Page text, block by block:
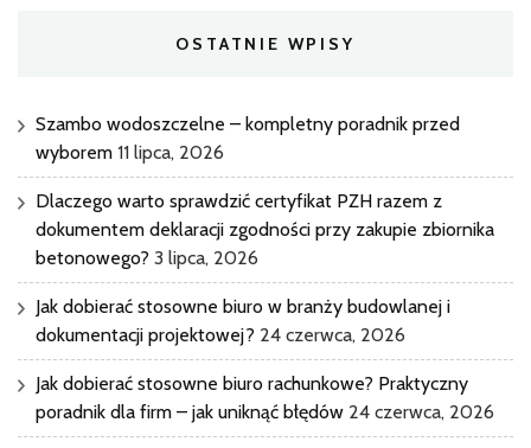
OSTATNIE WPISY
Szambo wodoszczelne – kompletny poradnik przed
wyborem 11 lipca, 2026
Dlaczego warto sprawdzić certyfikat PZH razem z
dokumentem deklaracji zgodności przy zakupie zbiornika
betonowego? 3 lipca, 2026
Jak dobierać stosowne biuro w branży budowlanej i
dokumentacji projektowej? 24 czerwca, 2026
Jak dobierać stosowne biuro rachunkowe? Praktyczny
poradnik dla firm – jak uniknąć błędów 24 czerwca, 2026